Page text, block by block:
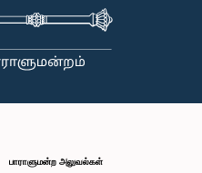
பாராளுமன்ற அலுவல்கள்